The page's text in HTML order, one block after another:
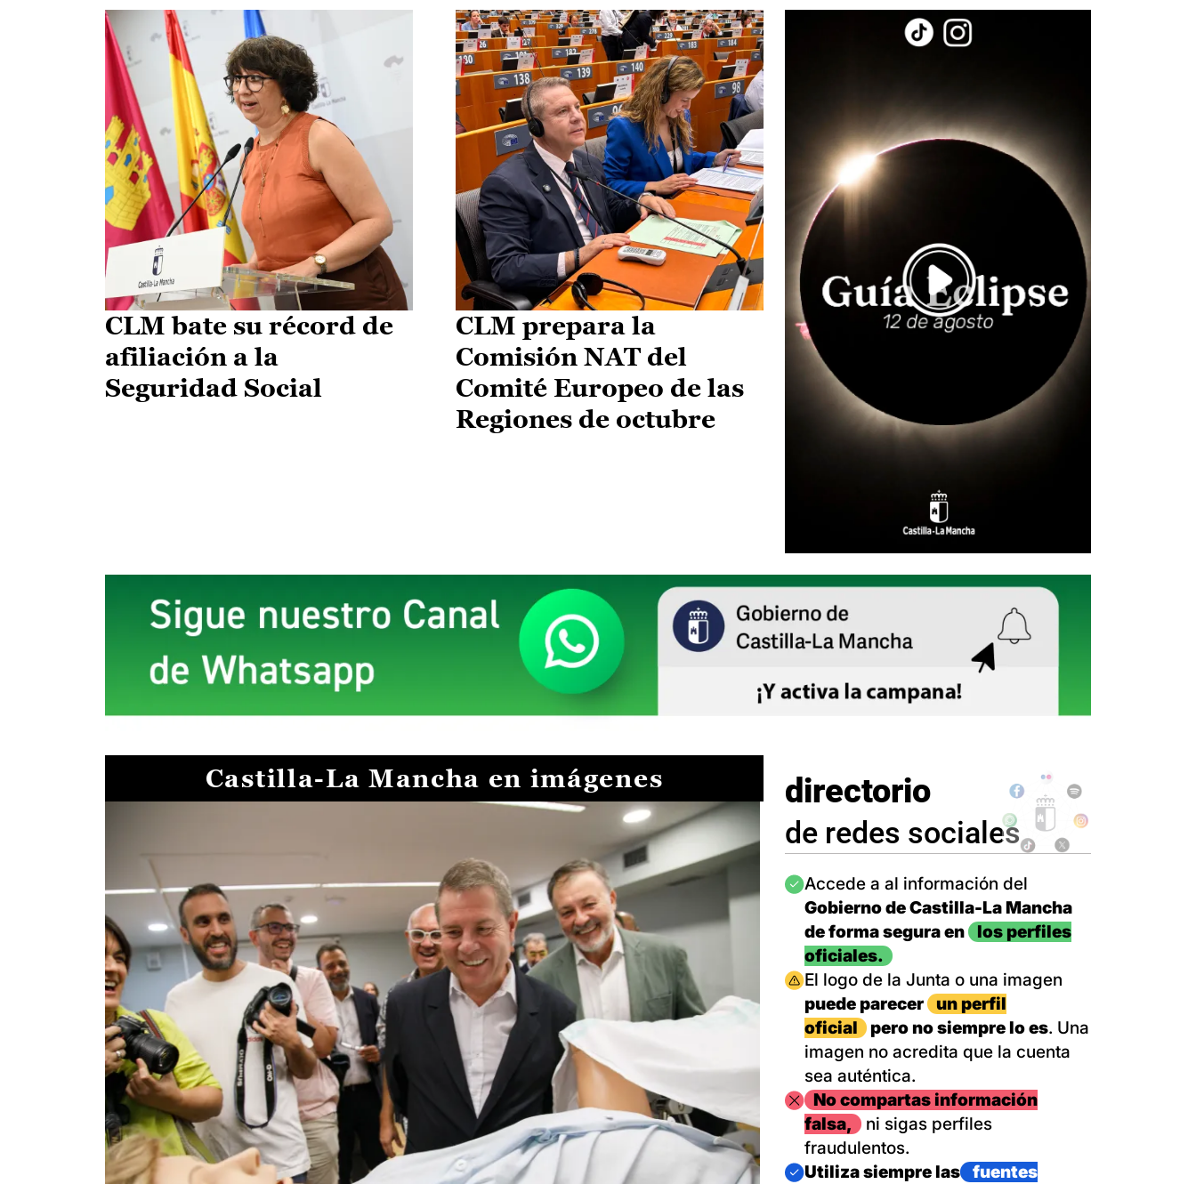
CLM bate su récord de
afiliación a la
Seguridad Social
CLM prepara la
Comisión NAT del
Comité Europeo de las
Regiones de octubre
Castilla-La Mancha en imágenes directorio
de redes sociales
Imagen
Accede a al información del
Gobierno de Castilla-La Mancha
de forma segura en
los perfiles
oficiales.
Imagen
El logo de la Junta o una imagen
puede parecer
un perfil
oficial
pero no siempre lo es. Una
imagen no acredita que la cuenta
sea auténtica.
ImagenNo compartas información
falsa,
ni sigas perfiles
fraudulentos.
Imagen
Utiliza siempre las
fuentes